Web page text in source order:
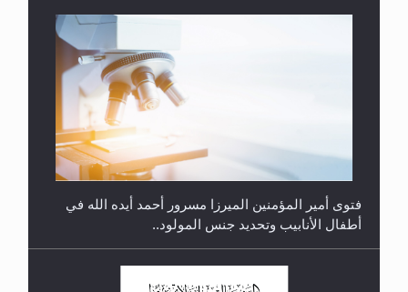
فتوى أمير المؤمنين الميرزا مسرور أحمد أيده الله في
أطفال الأنابيب وتحديد جنس المولود..